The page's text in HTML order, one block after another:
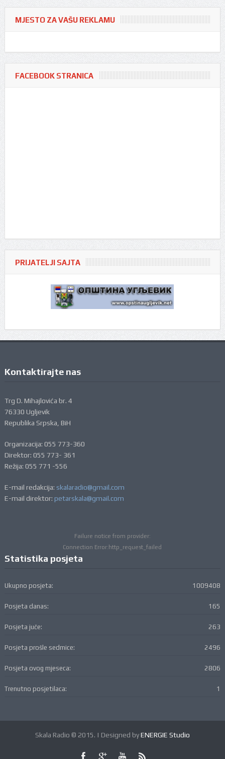
MJESTO ZA VAŠU REKLAMU
FACEBOOK STRANICA
PRIJATELJI SAJTA
Kontaktirajte nas
Trg D. Mihajlovića br. 4
76330 Ugljevik
Republika Srpska, BiH
Organizacija: 055 773-360
Direktor: 055 773- 361
Režija: 055 771 -556
E-mail redakcija: skalaradio@gmail.com
E-mail direktor: petarskala@gmail.com
Failure notice from provider:
Connection Error:http_request_failed
Statistika posjeta
1009408
Ukupno posjeta:
165
Posjeta danas:
263
Posjeta juče:
2496
Posjeta prošle sedmice:
2806
Posjeta ovog mjeseca:
1
Trenutno posjetilaca:
Skala Radio © 2015. | Designed byENERGIE Studio